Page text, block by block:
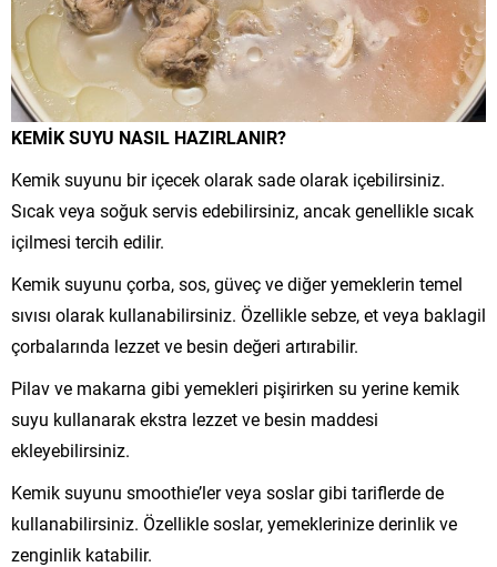
KEMİK SUYU NASIL HAZIRLANIR?
Kemik suyunu bir içecek olarak sade olarak içebilirsiniz.
Sıcak veya soğuk servis edebilirsiniz, ancak genellikle sıcak
içilmesi tercih edilir.
Kemik suyunu çorba, sos, güveç ve diğer yemeklerin temel
sıvısı olarak kullanabilirsiniz. Özellikle sebze, et veya baklagil
çorbalarında lezzet ve besin değeri artırabilir.
Pilav ve makarna gibi yemekleri pişirirken su yerine kemik
suyu kullanarak ekstra lezzet ve besin maddesi
ekleyebilirsiniz.
Kemik suyunu smoothie’ler veya soslar gibi tariflerde de
kullanabilirsiniz. Özellikle soslar, yemeklerinize derinlik ve
zenginlik katabilir.